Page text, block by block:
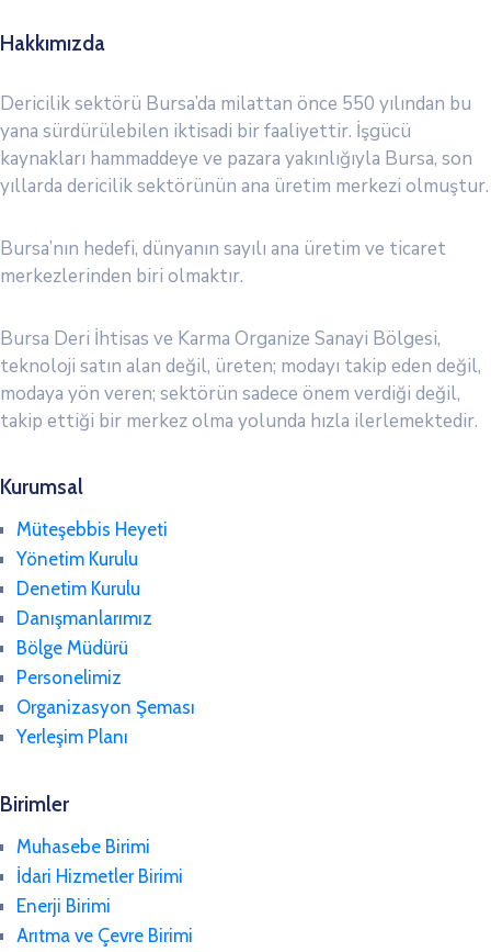
Hakkımızda
Dericilik sektörü Bursa’da milattan önce 550 yılından bu
yana sürdürülebilen iktisadi bir faaliyettir. İşgücü
kaynakları hammaddeye ve pazara yakınlığıyla Bursa, son
yıllarda dericilik sektörünün ana üretim merkezi olmuştur.
Bursa’nın hedefi, dünyanın sayılı ana üretim ve ticaret
merkezlerinden biri olmaktır.
Bursa Deri İhtisas ve Karma Organize Sanayi Bölgesi,
teknoloji satın alan değil, üreten; modayı takip eden değil,
modaya yön veren; sektörün sadece önem verdiği değil,
takip ettiği bir merkez olma yolunda hızla ilerlemektedir.
Kurumsal
Müteşebbis Heyeti
Yönetim Kurulu
Denetim Kurulu
Danışmanlarımız
Bölge Müdürü
Personelimiz
Organizasyon Şeması
Yerleşim Planı
Birimler
Muhasebe Birimi
İdari Hizmetler Birimi
Enerji Birimi
Arıtma ve Çevre Birimi